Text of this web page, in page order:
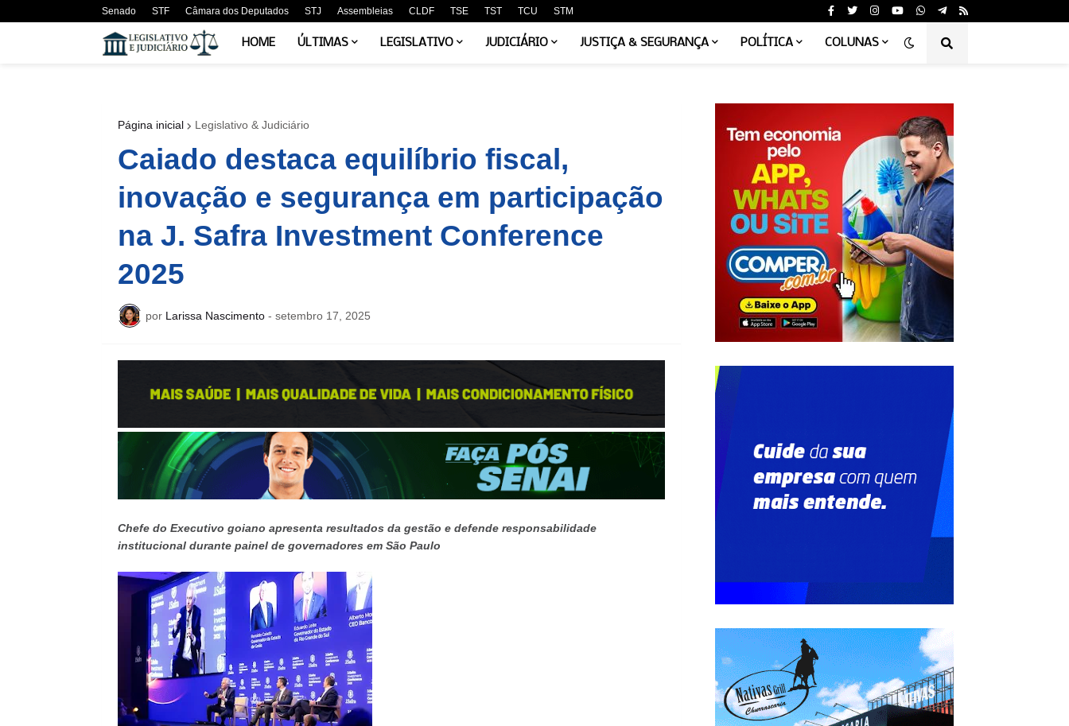
Senado STF Câmara dos Deputados STJ Assembleias CLDF TSE TST TCU STM
HOME ÚLTIMAS LEGISLATIVO JUDICIÁRIO JUSTIÇA & SEGURANÇA POLÍTICA COLUNAS
Página inicial Legislativo & Judiciário
Caiado destaca equilíbrio fiscal,
inovação e segurança em participação
na J. Safra Investment Conference
2025
por Larissa Nascimento - setembro 17, 2025
Chefe do Executivo goiano apresenta resultados da gestão e defende responsabilidade
institucional durante painel de governadores em São Paulo